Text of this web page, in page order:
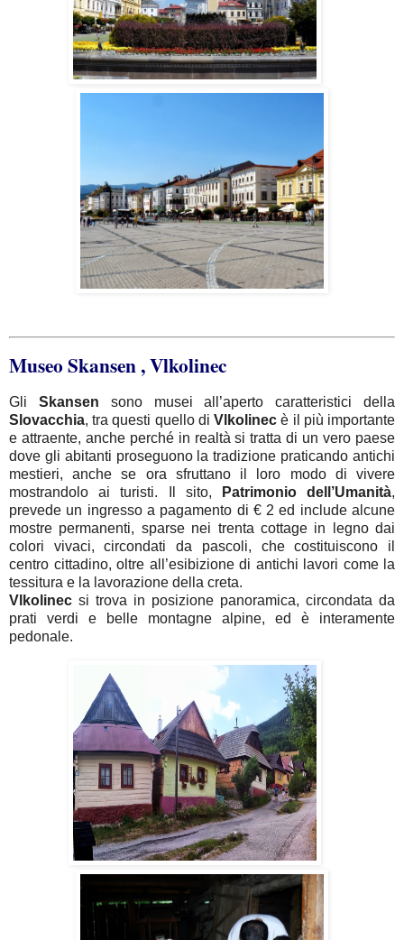
Museo Skansen , Vlkolinec
Gli Skansen sono musei all’aperto caratteristici della
Slovacchia, tra questi quello diVlkolinec è il più importante
e attraente, anche perché in realtà si tratta di un vero paese
dove gli abitanti proseguono la tradizione praticando antichi
mestieri, anche se ora sfruttano il loro modo di vivere
mostrandolo ai turisti. Il sito,
Patrimonio dell’Umanità,
prevede un ingresso a pagamento di € 2 ed include alcune
mostre permanenti, sparse nei trenta cottage in legno dai
colori vivaci, circondati da pascoli, che costituiscono il
centro cittadino, oltre all’esibizione di antichi lavori come la
tessitura e la lavorazione della creta.
Vlkolinec si trova in posizione panoramica, circondata da
prati verdi e belle montagne alpine, ed è interamente
pedonale.